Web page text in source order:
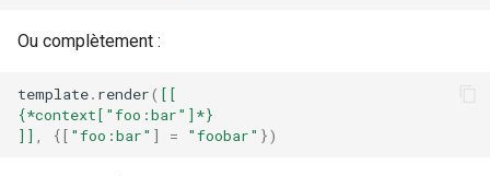
teslagov-jwt
testcookie
traffic-accounting
Modèles
Intégration de Markdown à
l'intérieur des Modèles
Ou complètement :
template. render( [[
{*context["foo:bar"]*}
]]
{[ "foo:bar" ] = "foobar" })